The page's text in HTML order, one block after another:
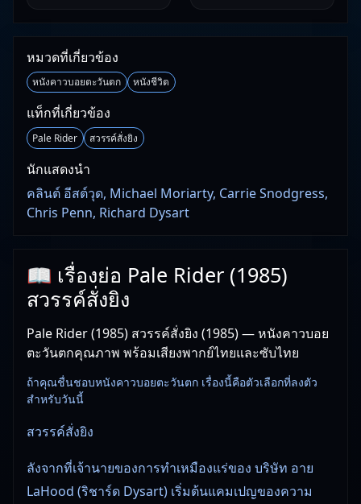
หมวดที่เกี่ยวข้อง
หนังคาวบอยตะวันตก หนังชีวิต
แท็กที่เกี่ยวข้อง
Pale Rider สวรรค์สั่งยิง
นักแสดงนำ
คลินต์ อีสต์วุด, Michael Moriarty, Carrie Snodgress,
Chris Penn, Richard Dysart
📖 เรื่องย่อ Pale Rider (1985)
สวรรค์สั่งยิง
Pale Rider (1985) สวรรค์สั่งยิง (1985) — หนังคาวบอย
ตะวันตกคุณภาพ พร้อมเสียงพากย์ไทยและซับไทย
ถ้าคุณชื่นชอบหนังคาวบอยตะวันตก เรื่องนี้คือตัวเลือกที่ลงตัว
สำหรับวันนี้
สวรรค์สั่งยิง
ลังจากที่เจ้านายของการทำเหมืองแร่ของ บริษัท อาย
LaHood (ริชาร์ด Dysart) เริ่มต้นแคมเปญของความ